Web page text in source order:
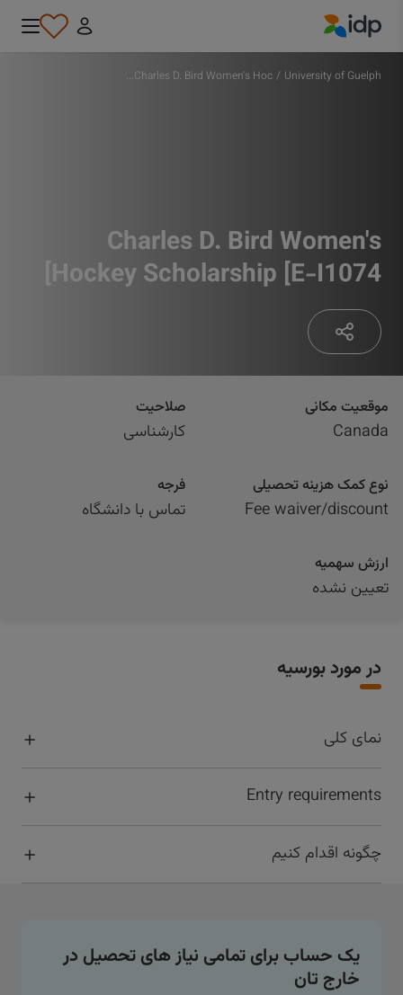
IDP Education
University of Guelph
/
Charles D. Bird Women's Hoc...
Charles D. Bird Women's
Hockey Scholarship [E-I1074]
موقعیت مکانی
Canada
صلاحیت
کارشناسی
نوع کمک هزینه تحصیلی
Fee waiver/discount
فرجه
تماس با دانشگاه
ارزش سهمیه
تعیین نشده
در مورد بورسیه
نمای کلی
Entry requirements
چگونه اقدام کنیم
یک حساب برای تمامی نیاز های تحصیل در
خارج تان